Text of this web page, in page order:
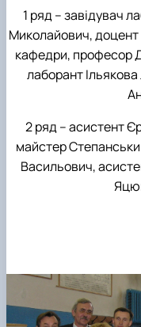
1 ряд –завідувач
Миколайович,
кафедри, професор
лаборант
2 ряд –асистент
майстер
Васильович,